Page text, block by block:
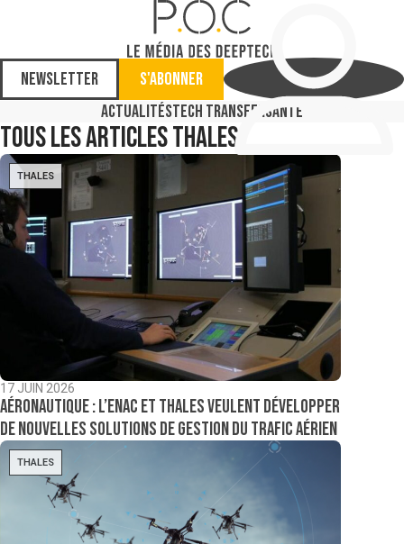
Newsletter
S'abonner
ActualitésTech TransferSanté
Tous les articlesThales
THALES
17 JUIN 2026
Aéronautique : l’Enac et Thales veulent développer
de nouvelles solutions de gestion du trafic aérien
THALES